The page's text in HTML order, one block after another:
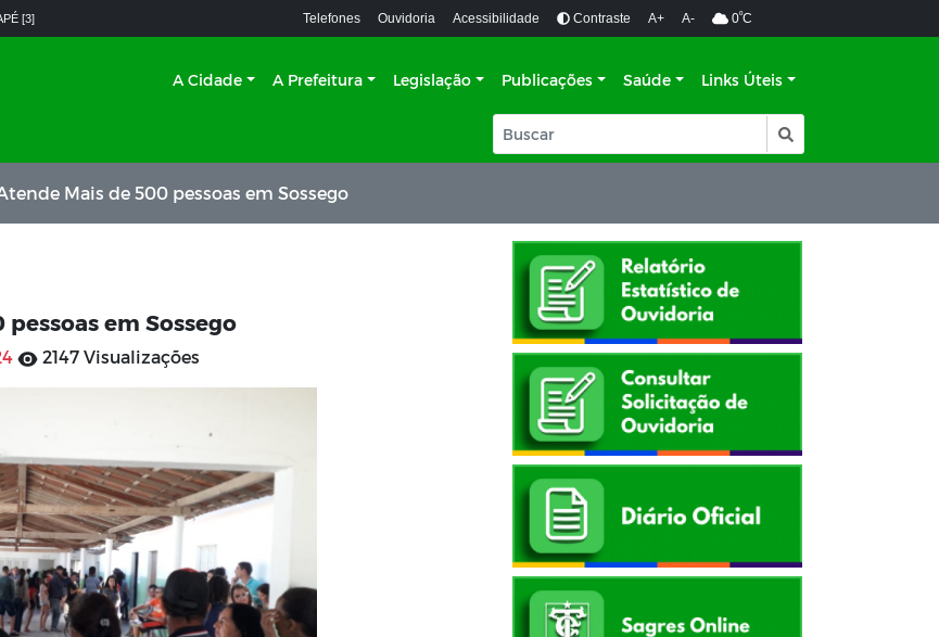
[3] Telefones Ouvidoria Acessibilidade Contraste A+ A- 0ºC
A Cidade A Prefeitura Legislação Publicações Saúde Links Úteis
Mais de 500 pessoas em Sossego
em Sossego
2147 Visualizações